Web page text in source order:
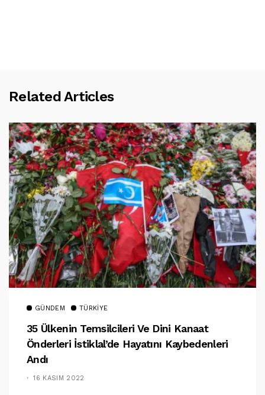
Related Articles
GÜNDEM TÜRKIYE
35 Ülkenin Temsilcileri Ve Dini Kanaat
Önderleri İstiklal’de Hayatını Kaybedenleri
Andı
16 KASIM 2022